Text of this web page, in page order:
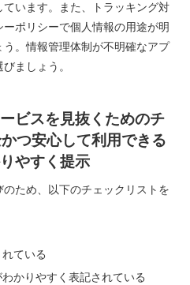
います。また、トラッキング対
ポリシーで個人情報の用途が明
。情報管理体制が不明確なアプ
ましょう。
ビスを見抜くためのチ
つ安心して利用できる
やすく提示
ため、以下のチェックリストを
ている
かりやすく表記されている